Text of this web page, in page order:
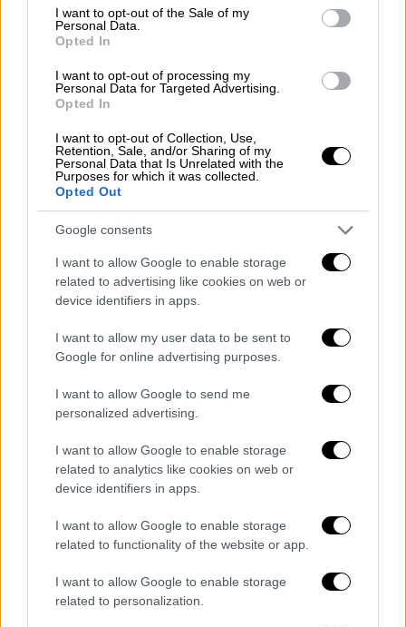
consent section.
I want to opt-out of the Sale of my
Personal Data.
Opted In
I want to opt-out of processing my
Personal Data for Targeted Advertising.
Opted In
I want to opt-out of Collection, Use,
Retention, Sale, and/or Sharing of my
Personal Data that Is Unrelated with the
Purposes for which it was collected.
Opted Out
Google consents
I want to allow Google to enable storage
related to advertising like cookies on web or
device identifiers in apps.
I want to allow my user data to be sent to
Google for online advertising purposes.
I want to allow Google to send me
personalized advertising.
I want to allow Google to enable storage
related to analytics like cookies on web or
device identifiers in apps.
I want to allow Google to enable storage
related to functionality of the website or app.
I want to allow Google to enable storage
related to personalization.
οικονομική διαχείριση των πολιτικών
κομμάτων και την υποχρέωσή τους να
δημοσιοποιούν κάθε δαπάνη τους.
Η διάταξη για τα κόμματα
Για τον σκοπό αυτό, στις διατάξεις του
νόμου 3861/2010, όπως αυτός ισχύει μετά
την τροποποίηση του, προστίθεται διάταξη
στο άρθρο 2 με την οποία υποχρεούνται τα
πολιτικά κόμματα να αναρτούν στο
τους
ισολογισμούς, καθώς και την
οριστικοποίηση της πληρωμής, που περιέχει
επιμέρους δαπάνη τους.
Η τροπολογία κατατέθηκε στο σχέδιο νόμου
Υπ. Εθνικής Οικονομίας και
(ΕΕ) 2021/2118 για την ασφάλιση αστικής
ευθύνης που προκύπτει από την κυκλοφορία
αυτοκινήτων οχημάτων, τη λήψη μέτρων
προς εφαρμογή του Κανονισμού (ΕΕ)
2022/858 σχετικά με το πιλοτικό καθεστώς
υποδομών της αγοράς που βασίζονται σε
τεχνολογία κατανεμημένου καθολικού,